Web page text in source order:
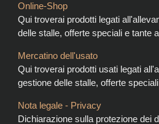
Online-Shop
Qui troverai prodotti legati
delle stalle, offerte speciali e tante
Mercatino dell'usato
Qui troverai prodotti usati legati
gestione delle stalle, offerte
Nota legale - Privacy
Dichiarazione sulla protezione dei